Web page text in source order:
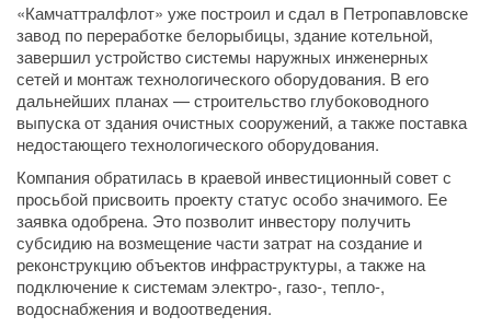
«Камчаттралфлот» уже построил и сдал в Петропавловске
завод по переработке белорыбицы, здание котельной,
завершил устройство системы наружных инженерных
сетей и монтаж технологического оборудования. В его
дальнейших планах — строительство глубоководного
выпуска от здания очистных сооружений, а также поставка
недостающего технологического оборудования.
Компания обратилась в краевой инвестиционный совет с
просьбой присвоить проекту статус особо значимого. Ее
заявка одобрена. Это позволит инвестору получить
субсидию на возмещение части затрат на создание и
реконструкцию объектов инфраструктуры, а также на
подключение к системам электро-, газо-, тепло-,
водоснабжения и водоотведения.